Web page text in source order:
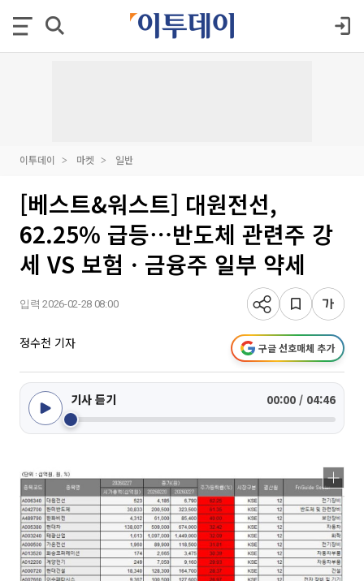
이투데이 마켓 일반
[베스트&워스트] 대원전선,
62.25% 급등⋯반도체 관련주 강
세 VS 보험ㆍ금융주 일부 약세
입력 2026-02-28 08:00
정수천 기자 구글 선호매체 추가
기사 듣기 00:00 / 04:46